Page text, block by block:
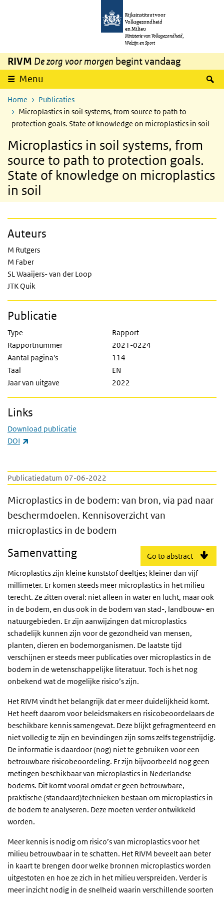
Overslaan en naar de inhoud gaan
Rijksinstituut voor
Volksgezondheid
en Milieu
Ministerie van Volksgezondheid,
Welzijn en Sport
RIVM De zorg voor morgen begint vandaag
Menu
Home
Publicaties
Microplastics in soil systems, from source to path to
protection goals. State of knowledge on microplastics in soil
Microplastics in soil systems, from
source to path to protection goals.
State of knowledge on microplastics
in soil
Publicatiedatum 07-06-2022
Microplastics in de bodem: van bron, via
Microplastics in de bodem: van bron, via pad naar
beschermdoelen. Kennisoverzicht van
microplastics in de bodem
Go to abstract
Samenvatting
Microplastics zijn kleine kunststof deeltjes; kleiner dan vijf
millimeter. Er komen steeds meer microplastics in het milieu
terecht. Ze zitten overal: niet alleen in water en lucht, maar ook
in de bodem, en dus ook in de bodem van stad-, landbouw- en
natuurgebieden. Er zijn aanwijzingen dat microplastics
schadelijk kunnen zijn voor de gezondheid van mensen,
planten, dieren en bodemorganismen. De laatste tijd
verschijnen er steeds meer publicaties over microplastics in de
bodem in de wetenschappelijke literatuur. Toch is het nog
onbekend wat de mogelijke risico’s zijn.
Het RIVM vindt het belangrijk dat er meer duidelijkheid komt.
Het heeft daarom voor beleidsmakers en risicobeoordelaars de
beschikbare kennis samengevat. Deze blijkt gefragmenteerd en
niet volledig te zijn en bevindingen zijn soms zelfs tegenstrijdig.
De informatie is daardoor (nog) niet te gebruiken voor een
betrouwbare risicobeoordeling. Er zijn bijvoorbeeld nog geen
metingen beschikbaar van microplastics in Nederlandse
bodems. Dit komt vooral omdat er geen betrouwbare,
praktische (standaard)technieken bestaan om microplastics in
de bodem te analyseren. Deze moeten verder ontwikkeld
worden.
Meer kennis is nodig om risico’s van microplastics voor het
milieu betrouwbaar in te schatten. Het RIVM beveelt aan beter
in kaart te brengen door welke bronnen microplastics worden
uitgestoten en hoe ze zich in het milieu verspreiden. Verder is
meer inzicht nodig in de snelheid waarin verschillende soorten
Auteurs
M Rutgers
M Faber
SL Waaijers- van der Loop
JTK Quik
Publicatie
Type
Rapport
Rapportnummer
2021-0224
Aantal pagina's
114
Taal
EN
Jaar van uitgave
2022
Links
Download publicatie
DOI